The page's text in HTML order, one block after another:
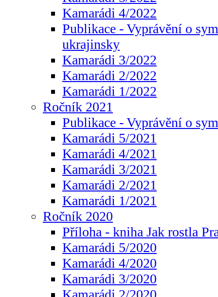
Kamarádi 4/2022
Publikace - Vyprávění o
ukrajinsky
Kamarádi 3/2022
Kamarádi 2/2022
Kamarádi 1/2022
Ročník 2021
Publikace - Vyprávění o
Kamarádi 5/2021
Kamarádi 4/2021
Kamarádi 3/2021
Kamarádi 2/2021
Kamarádi 1/2021
Ročník 2020
Příloha - kniha Jak rostla
Kamarádi 5/2020
Kamarádi 4/2020
Kamarádi 3/2020